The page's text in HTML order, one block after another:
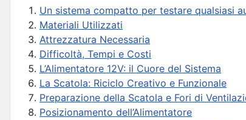
Un sistema compatto per testare qualsiasi
Materiali Utilizzati
Attrezzatura Necessaria
Difficoltà, Tempi e Costi
L’Alimentatore 12V: il Cuore del Sistema
La Scatola: Riciclo Creativo e Funzionale
Preparazione della Scatola e Fori di
Posizionamento dell’Alimentatore